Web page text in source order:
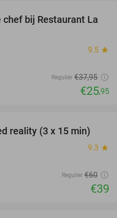
32%
bij Restaurant La
9.5 star
Regulier €37,95
€25,95
35%
reality (3 x 15 min)
9.3 star
Regulier €60
€39